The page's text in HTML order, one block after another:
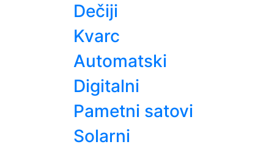
Dečiji
Kvarc
Automatski
Digitalni
Pametni satovi
Solarni